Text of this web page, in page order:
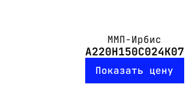
ММП-Ирбис
А220Н150С024К07
Показать цену